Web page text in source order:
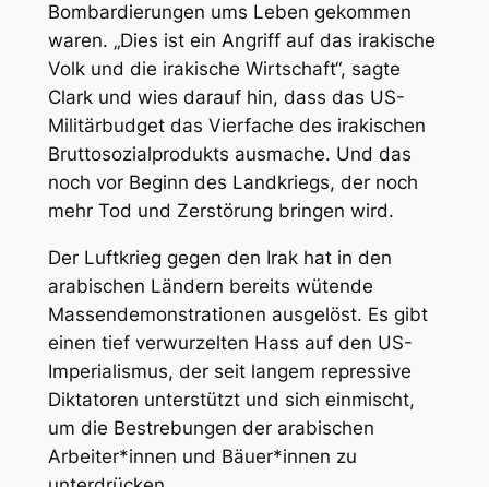
Bombardierungen ums Leben gekommen
waren. „Dies ist ein Angriff auf das irakische
Volk und die irakische Wirtschaft“, sagte
Clark und wies darauf hin, dass das US-
Militärbudget das Vierfache des irakischen
Bruttosozialprodukts ausmache. Und das
noch vor Beginn des Landkriegs, der noch
mehr Tod und Zerstörung bringen wird.
Der Luftkrieg gegen den Irak hat in den
arabischen Ländern bereits wütende
Massendemonstrationen ausgelöst. Es gibt
einen tief verwurzelten Hass auf den US-
Imperialismus, der seit langem repressive
Diktatoren unterstützt und sich einmischt,
um die Bestrebungen der arabischen
Arbeiter*innen und Bäuer*innen zu